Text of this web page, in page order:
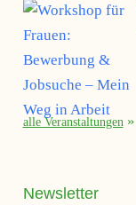
alle Veranstaltungen
Newsletter